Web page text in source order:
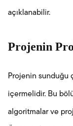
açıklanabilir.
Projenin
Projenin sunduğu
içermelidir. Bu
algoritmalar ve